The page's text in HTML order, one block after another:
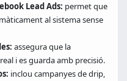
Lead Ads: permet que
al sistema sense
assegura que la
i es guarda amb precisió.
inclou campanyes de drip,